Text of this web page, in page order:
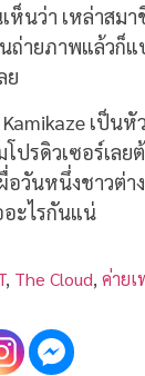
ห็นว่า เหล่าสม
ถ่ายภาพแล้วก็
ย
เป็น
ปรดิวเซอร์เลย
อวันหนึ่งชาวต่า
อะไรกันแน่
, The Cloud, ค่ายเ